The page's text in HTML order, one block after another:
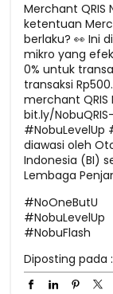
Merchant
ketentuan
berlaku? 👀 Ini
mikro yang
0% untuk
transaksi
merchant QRIS
bit.ly/
#NobuLevelUp
diawasi oleh
Indonesia (BI)
Lembaga
#NoOneButU
#NobuLevelUp
#NobuFlash
Diposting pada :